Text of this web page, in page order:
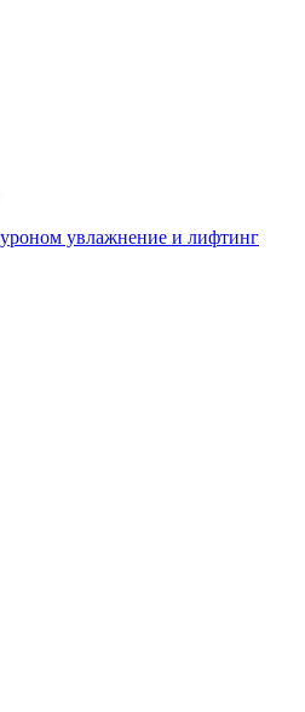
увлажнение и лифтинг